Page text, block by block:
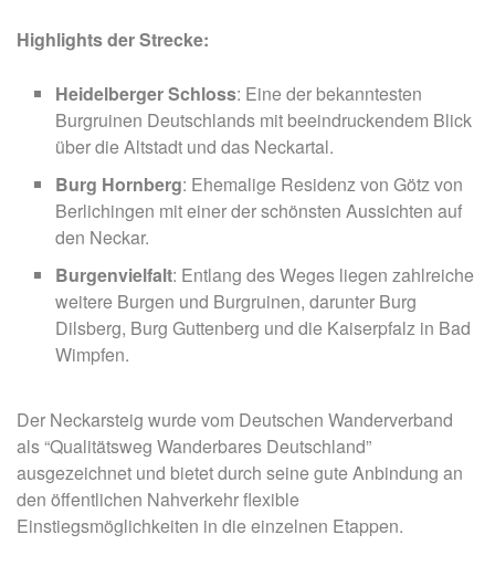
Highlights der Strecke:
Heidelberger Schloss: Eine der bekanntesten
Burgruinen Deutschlands mit beeindruckendem Blick
über die Altstadt und das Neckartal.
Burg Hornberg: Ehemalige Residenz von Götz von
Berlichingen mit einer der schönsten Aussichten auf
den Neckar.​
Burgenvielfalt: Entlang des Weges liegen zahlreiche
weitere Burgen und Burgruinen, darunter Burg
Dilsberg, Burg Guttenberg und die Kaiserpfalz in Bad
Wimpfen.​
Der Neckarsteig wurde vom Deutschen Wanderverband
als “Qualitätsweg Wanderbares Deutschland”
ausgezeichnet und bietet durch seine gute Anbindung an
den öffentlichen Nahverkehr flexible
Einstiegsmöglichkeiten in die einzelnen Etappen. ​